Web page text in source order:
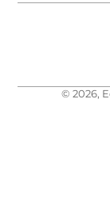
© 2026,